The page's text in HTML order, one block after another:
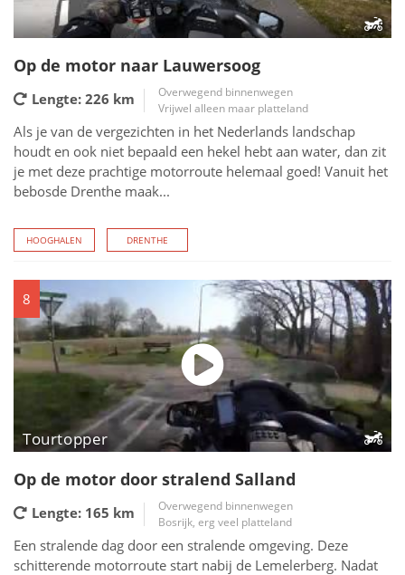
Op de motor naar Lauwersoog
Lengte: 226 km
Overwegend binnenwegen
Vrijwel alleen maar platteland
Als je van de vergezichten in het Nederlands landschap
houdt en ook niet bepaald een hekel hebt aan water, dan zit
je met deze prachtige motorroute helemaal goed! Vanuit het
bebosde Drenthe maak...
HOOGHALEN DRENTHE
8
Tourtopper
Op de motor door stralend Salland
Lengte: 165 km
Overwegend binnenwegen
Bosrijk, erg veel platteland
Een stralende dag door een stralende omgeving. Deze
schitterende motorroute start nabij de Lemelerberg. Nadat